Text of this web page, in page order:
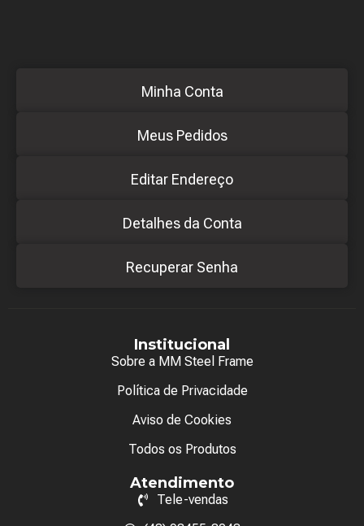
Minha Conta
Meus Pedidos
Editar Endereço
Detalhes da Conta
Recuperar Senha
Institucional
Sobre a MM Steel Frame
Política de Privacidade
Aviso de Cookies
Todos os Produtos
Atendimento
Tele-vendas